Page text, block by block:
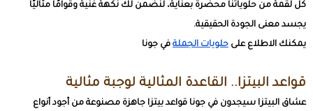
كل لقمة من حلوياتنا محضّرة بعناية، لنضمن لك نكهة غنية وقوامًا مثاليًا
يجسد معنى الجودة الحقيقية.
يمكنك الاطلاع على حلويات الجملة في جونا
قواعد البيتزا.. القاعدة المثالية لوجبة مثالية
عشاق البيتزا سيجدون في جونا قواعد بيتزا جاهزة مصنوعة من أجود أنواع